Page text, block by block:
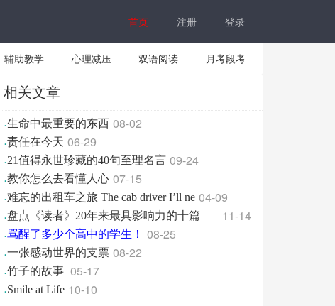
首页 注册 登录
辅助教学 心理减压 双语阅读 月考段考
相关文章
·生命中最重要的东西 08-02
·责任在今天 06-29
·21值得永世珍藏的40句至理名言 09-24
·教你怎么去看懂人心 07-15
·难忘的出租车之旅 The cab driver I’ll ne 04-09
· 盘点《读者》20年来最具影响力的十篇文章 11-14
·骂醒了多少个高中的学生！ 08-25
·一张感动世界的支票 08-22
·竹子的故事 05-17
·Smile at Life 10-10